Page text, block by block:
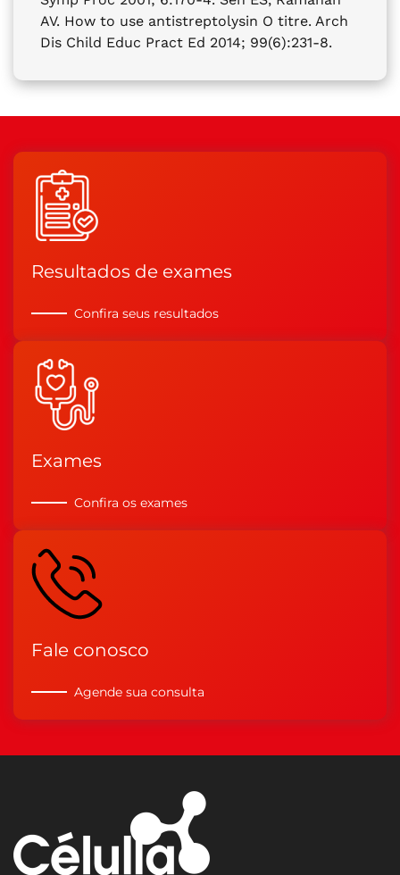
AV. How to use antistreptolysin O titre. Arch
Dis Child Educ Pract Ed 2014; 99(6):231-8.
Resultados de exames
Confira seus resultados
Exames
Confira os exames
Fale conosco
Agende sua consulta